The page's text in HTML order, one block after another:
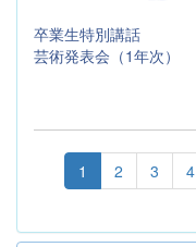
卒業生特別講話
芸術発表会（1年次）
1 2 3 4